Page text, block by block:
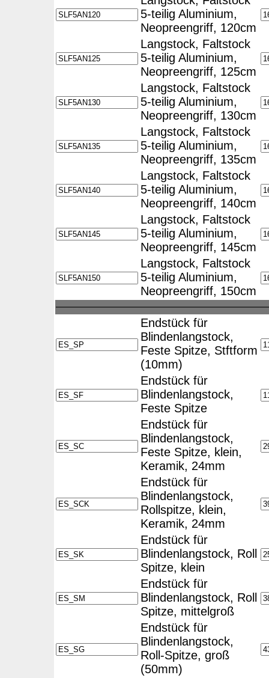
5-teilig Aluminium,
Neopreengriff, 120cm
Langstock, Faltstock
5-teilig Aluminium,
Neopreengriff, 125cm
Langstock, Faltstock
5-teilig Aluminium,
Neopreengriff, 130cm
Langstock, Faltstock
5-teilig Aluminium,
Neopreengriff, 135cm
Langstock, Faltstock
5-teilig Aluminium,
Neopreengriff, 140cm
Langstock, Faltstock
5-teilig Aluminium,
Neopreengriff, 145cm
Langstock, Faltstock
5-teilig Aluminium,
Neopreengriff, 150cm
Endstück für
Blindenlangstock,
Feste Spitze, Stftform
(10mm)
Endstück für
Blindenlangstock,
Feste Spitze
Endstück für
Blindenlangstock,
Feste Spitze, klein,
Keramik, 24mm
Endstück für
Blindenlangstock,
Rollspitze, klein,
Keramik, 24mm
Endstück für
Blindenlangstock, Roll
Spitze, klein
Endstück für
Blindenlangstock, Roll
Spitze, mittelgroß
Endstück für
Blindenlangstock,
Roll-Spitze, groß
(50mm)